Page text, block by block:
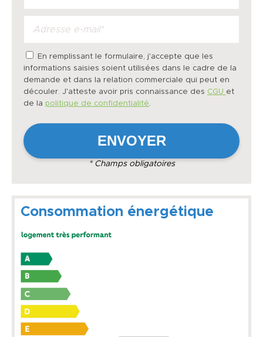
En remplissant le formulaire, j'accepte que les
informations saisies soient utilisées dans le cadre de la
demande et dans la relation commerciale qui peut en
découler. J'atteste avoir pris connaissance des CGU et
de la politique de confidentialité.
* Champs obligatoires
Consommation énergétique